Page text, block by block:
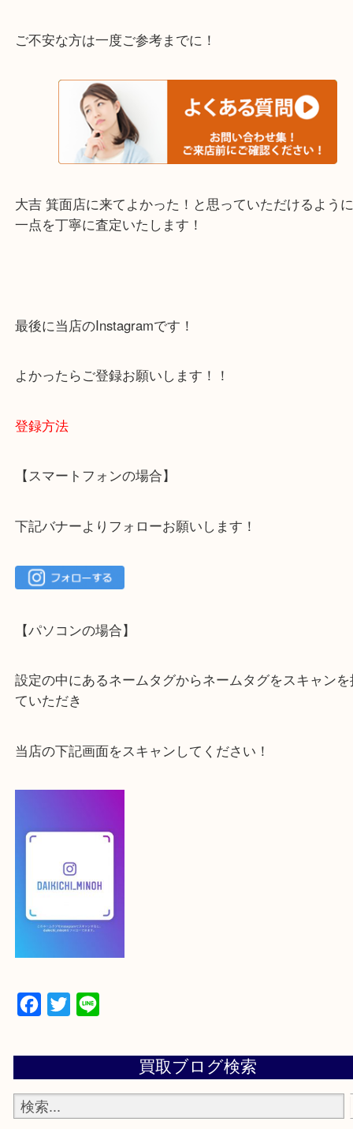
千里中央・北千里・南千里
上記の他にもお伺いしますのでご相談ください。
容をまとめています。
ご不安な方は一度ご参考までに！
大吉 箕面店に来てよかった！と思っていただける
一点を丁寧に査定いたします！
最後に当店のInstagramです！
よかったらご登録お願いします！！
【スマートフォンの場合】
下記バナーよりフォローお願いします！
【パソコンの場合】
設定の中にあるネームタグからネームタグをスキャ
ていただき